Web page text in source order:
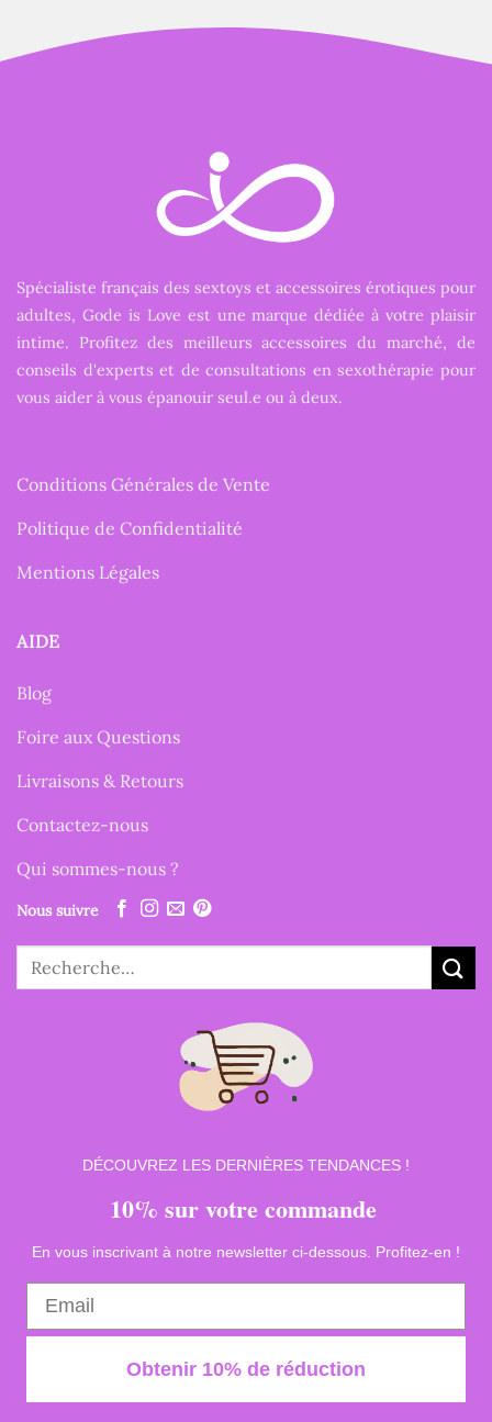
Spécialiste français des sextoys et accessoires érotiques pour
adultes, Gode is Love est une marque dédiée à votre plaisir
intime. Profitez des meilleurs accessoires du marché, de
conseils d'experts et de consultations en sexothérapie pour
vous aider à vous épanouir seul.e ou à deux.
Conditions Générales de Vente
Politique de Confidentialité
Mentions Légales
AIDE
Blog
Foire aux Questions
Livraisons & Retours
Contactez-nous
Qui sommes-nous ?
Nous suivre
Recherche
DÉCOUVREZ LES DERNIÈRES TENDANCES !
10% sur votre commande
En vous inscrivant à notre newsletter ci-dessous. Profitez-en !
Obtenir 10% de réduction